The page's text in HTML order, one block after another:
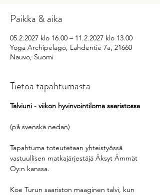
Paikka & aika
05.2.2027 klo 16.00 – 11.2.2027 klo 13.00
Yoga Archipelago, Lahdentie 7a, 21660
Nauvo, Suomi
Tietoa tapahtumasta
Talviuni - viikon hyvinvointiloma saaristossa
(på svenska nedan)
Tapahtuma toteutetaan yhteistyössä
vastuullisen matkajärjestäjä Äksyt Ämmät
Oy:n kanssa.
Koe Turun saariston maaginen talvi, kun